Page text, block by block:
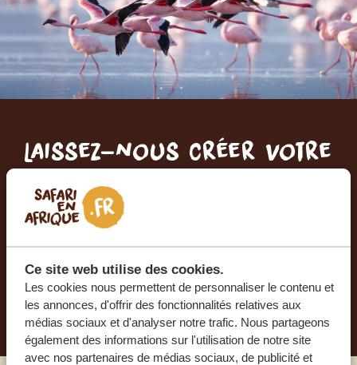
Ce site web utilise des cookies.
Les cookies nous permettent de personnaliser le contenu et
les annonces, d'offrir des fonctionnalités relatives aux
médias sociaux et d'analyser notre trafic. Nous partageons
également des informations sur l'utilisation de notre site
avec nos partenaires de médias sociaux, de publicité et
Laissez-nous créer votre
voyage sur mesure
RECEVEZ UN DEVIS GRATUIT, SANS
PLANIFIEZ VOTRE AVENTURE